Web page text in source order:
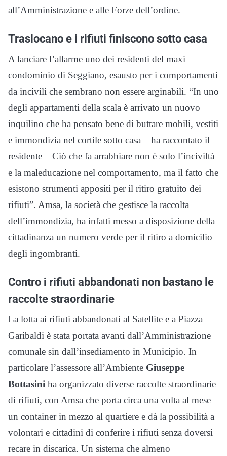
all’Amministrazione e alle Forze dell’ordine.
Traslocano e i rifiuti finiscono sotto casa
A lanciare l’allarme uno dei residenti del maxi
condominio di Seggiano, esausto per i comportamenti
da incivili che sembrano non essere arginabili. “In uno
degli appartamenti della scala è arrivato un nuovo
inquilino che ha pensato bene di buttare mobili, vestiti
e immondizia nel cortile sotto casa – ha raccontato il
residente – Ciò che fa arrabbiare non è solo l’inciviltà
e la maleducazione nel comportamento, ma il fatto che
esistono strumenti appositi per il ritiro gratuito dei
rifiuti”. Amsa, la società che gestisce la raccolta
dell’immondizia, ha infatti messo a disposizione della
cittadinanza un numero verde per il ritiro a domicilio
degli ingombranti.
Contro i rifiuti abbandonati non bastano le
raccolte straordinarie
La lotta ai rifiuti abbandonati al Satellite e a Piazza
Garibaldi è stata portata avanti dall’Amministrazione
comunale sin dall’insediamento in Municipio. In
particolare l’assessore all’Ambiente Giuseppe
Bottasini ha organizzato diverse raccolte straordinarie
di rifiuti, con Amsa che porta circa una volta al mese
un container in mezzo al quartiere e dà la possibilità a
volontari e cittadini di conferire i rifiuti senza doversi
recare in discarica. Un sistema che almeno